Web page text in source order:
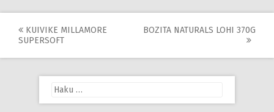
Post
KUIVIKE MILLAMORE
SUPERSOFT
BOZITA NATURALS LOHI 370G
Haku: